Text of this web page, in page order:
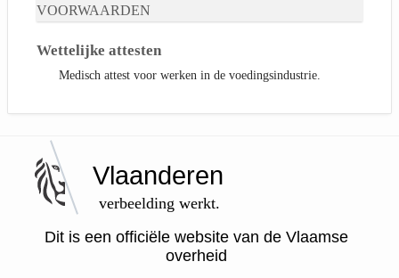
VOORWAARDEN
Wettelijke attesten
Medisch attest voor werken in de voedingsindustrie.
Vlaanderen
verbeelding werkt.
Dit is een officiële website van de Vlaamse
overheid